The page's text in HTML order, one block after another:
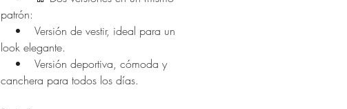
patrón:
• Versión de vestir, ideal para un
look elegante.
• Versión deportiva, cómoda y
canchera para todos los días.